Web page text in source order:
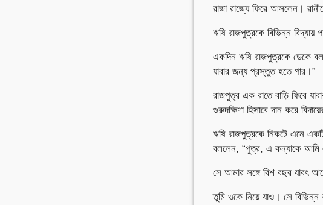
রাজা রাজ্যে ফিরে আসলেন।
ঋষি রাজপুত্রকে বিভিন্ন
একদিন ঋষি রাজপুত্রকে ডেকে
যাবার জন্য প্রস্তুত হতে পার।”
রাজপুত্র এক রাতে বাড়ি ফিরে
গুরুদক্ষিণা হিসাবে দান করে
ঋষি রাজপুত্রকে নিকটে এনে
বললেন, “পুত্র, এ কন্যাকে আমি
সে আমার সঙ্গে বিশ বছর যাবৎ
তুমি ওকে নিয়ে যাও। সে বিভিন্ন